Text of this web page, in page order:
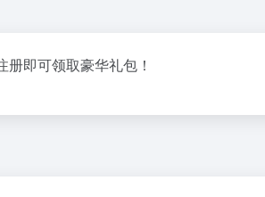
即可领取豪华礼包！